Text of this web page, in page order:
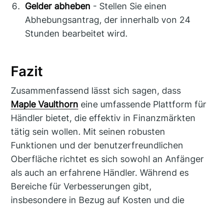
Gelder abheben - Stellen Sie einen
Abhebungsantrag, der innerhalb von 24
Stunden bearbeitet wird.
Fazit
Zusammenfassend lässt sich sagen, dass
Maple Vaulthorn eine umfassende Plattform für
Händler bietet, die effektiv in Finanzmärkten
tätig sein wollen. Mit seinen robusten
Funktionen und der benutzerfreundlichen
Oberfläche richtet es sich sowohl an Anfänger
als auch an erfahrene Händler. Während es
Bereiche für Verbesserungen gibt,
insbesondere in Bezug auf Kosten und die